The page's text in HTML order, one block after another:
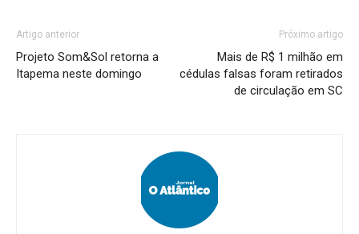
Artigo anterior
Projeto Som&Sol retorna a
Itapema neste domingo
Próximo artigo
Mais de R$ 1 milhão em
cédulas falsas foram retirados
de circulação em SC